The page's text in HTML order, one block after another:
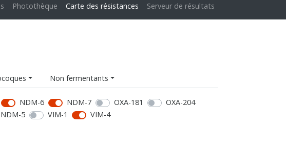
Photothèque Carte des résistances Serveur de résultats
Non fermentants
NDM-6 NDM-7 OXA-181
OXA-204
5 VIM-1 VIM-4